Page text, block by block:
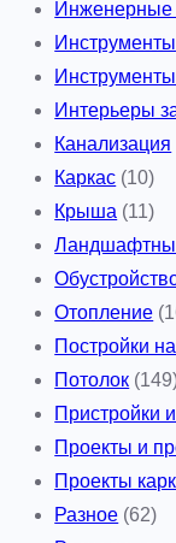
Инженерные
Инструменты
Интерьеры
Канализация
Каркас (10)
Крыша (11)
Отопление
Постройки
Потолок
Пристройки
Проекты и
Проекты
Разное (62)